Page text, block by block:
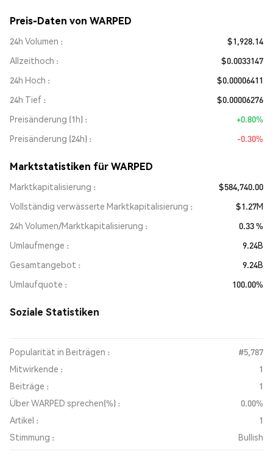
Preis-Daten von WARPED
24h Volumen
$1,928.14
Allzeithoch
$0.0033147
24h Hoch
$0.00006411
24h Tief
$0.00006276
Preisänderung (1h)
+0.80%
Preisänderung (24h)
-0.30%
Marktstatistiken für WARPED
Marktkapitalisierung
$584,740.00
Vollständig verwässerte Marktkapitalisierung
$1.27M
24h Volumen/Marktkapitalisierung
0.33 %
Umlaufmenge
9.24B
Gesamtangebot
9.24B
Umlaufquote
100.00%
Soziale Statistiken
Popularität in Beiträgen :
#5,787
Mitwirkende :
1
Beiträge :
1
Über WARPED sprechen(%) :
0.00%
Artikel :
1
Stimmung :
Bullish